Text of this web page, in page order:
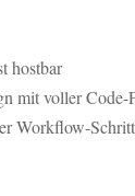
hostbar
mit voller Code-
Workflow-